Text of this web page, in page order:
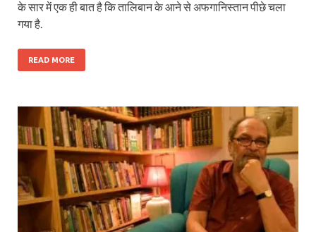
के सार में एक ही बात है कि तालिबान के आने से अफगानिस्तान पीछे चला
गया है.
READ MORE